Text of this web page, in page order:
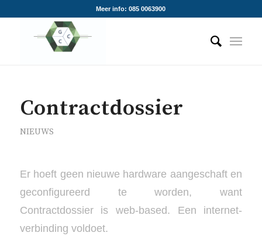
Meer info: 085 0063900
Contractdossier
NIEUWS
Er hoeft geen nieuwe hardware aangeschaft en
geconfigureerd te worden, want
Contractdossier is web-based. Een internet-
verbinding voldoet.